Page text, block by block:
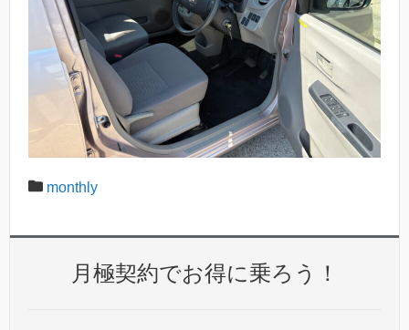
monthly
月極契約でお得に乗ろう！